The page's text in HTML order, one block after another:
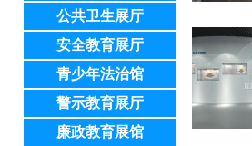
公共卫生展厅
安全教育展厅
青少年法治馆
警示教育展厅
廉政教育展馆